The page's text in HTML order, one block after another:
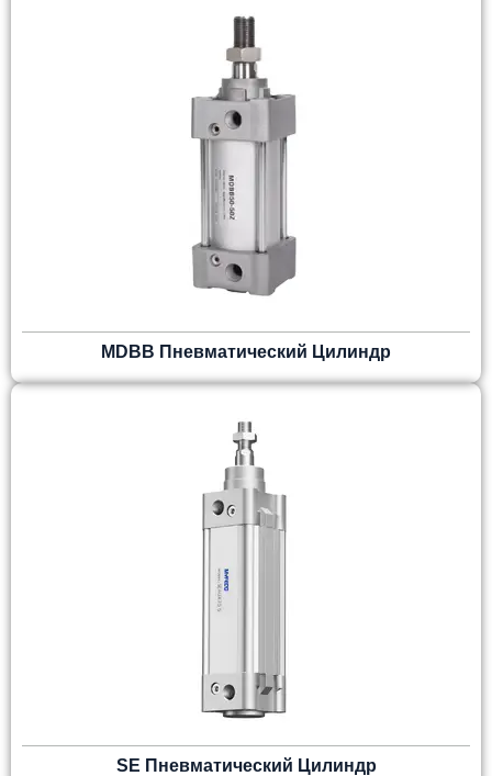
MDBB Пневматический Цилиндр
SE Пневматический Цилиндр